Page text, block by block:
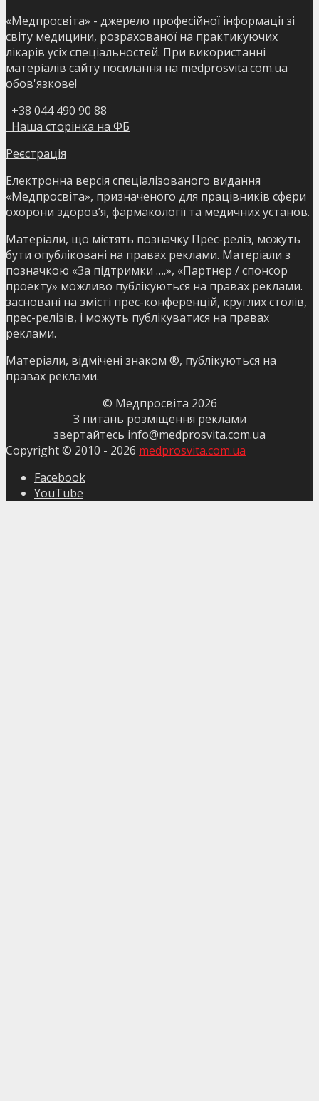
«Медпросвіта» - джерело професійної інформації зі
світу медицини, розрахованої на практикуючих
лікарів усіх спеціальностей. При використанні
матеріалів сайту посилання на medprosvita.com.ua
обов'язкове!
+38 044 490 90 88
Наша сторінка на ФБ
Реєстрація
Електронна версія спеціалізованого видання
«Медпросвіта», призначеного для працівників сфери
охорони здоров’я, фармакології та медичних установ.
Матеріали, що містять позначку Прес-реліз, можуть
бути опубліковані на правах реклами. Матеріали з
позначкою «За підтримки ….», «Партнер / спонсор
проекту» можливо публікуються на правах реклами.
засновані на змісті прес-конференцій, круглих столів,
прес-релізів, і можуть публікуватися на правах
реклами.
Матеріали, відмічені знаком ®, публікуються на
правах реклами.
© Медпросвіта 2026
З питань розміщення реклами
звертайтесь info@medprosvita.com.ua
Copyright © 2010 - 2026 medprosvita.com.ua
Facebook
YouTube